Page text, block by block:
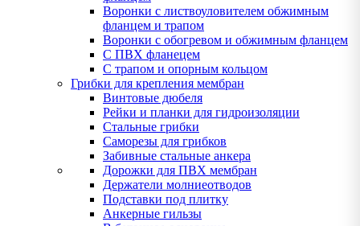
Воронки с листвоуловителем обжимным
фланцем и трапом
Воронки с обогревом и обжимным фланцем
С ПВХ фланецем
С трапом и опорным кольцом
Грибки для крепления мембран
Винтовые дюбеля
Рейки и планки для гидроизоляции
Стальные грибки
Саморезы для грибков
Забивные стальные анкера
Дорожки для ПВХ мембран
Держатели молниеотводов
Подставки под плитку
Анкерные гильзы